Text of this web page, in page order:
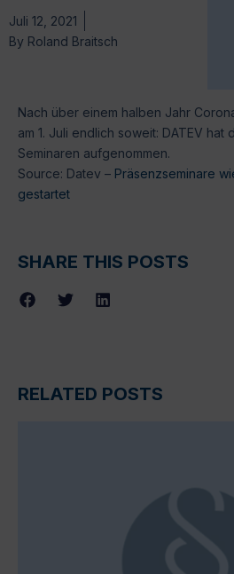
Juli 12, 2021
By Roland Braitsch
Nach über einem halben Jahr
am 1. Juli endlich soweit: DATEV
Seminaren aufgenommen.
Source: Datev – Präsenzseminare
gestartet
SHARE THIS POSTS
RELATED POSTS